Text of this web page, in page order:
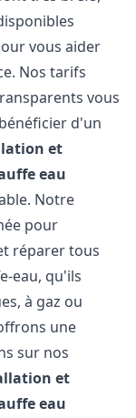
vous aider
Nos tarifs
vous
d'un
et
eau
Notre
pour
réparer tous
eau, qu'ils
à gaz ou
une
sur nos
et
eau